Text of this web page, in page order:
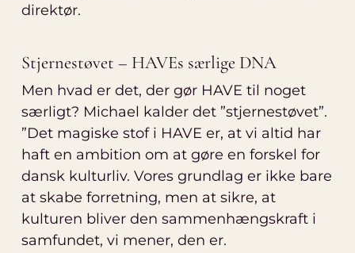
direktør.
Stjernestøvet – HAVEs særlige DNA
Men hvad er det, der gør HAVE til noget
særligt? Michael kalder det ”stjernestøvet”.
”Det magiske stof i HAVE er, at vi altid har
haft en ambition om at gøre en forskel for
dansk kulturliv. Vores grundlag er ikke bare
at skabe forretning, men at sikre, at
kulturen bliver den sammenhængskraft i
samfundet, vi mener, den er.